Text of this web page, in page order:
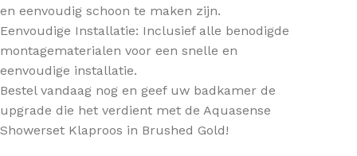
en eenvoudig schoon te maken zijn.
Eenvoudige Installatie: Inclusief alle benodigde
montagematerialen voor een snelle en
eenvoudige installatie.
Bestel vandaag nog en geef uw badkamer de
upgrade die het verdient met de Aquasense
Showerset Klaproos in Brushed Gold!